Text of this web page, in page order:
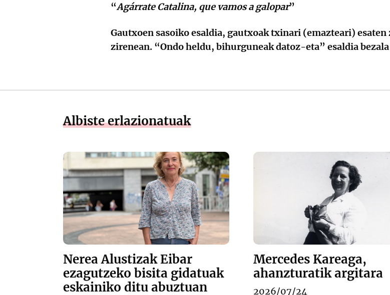
“Agárrate Catalina, que vamos a galopar”
Gautxoen sasoiko esaldia, gautxoak txinari (emazteari)
zirenean. “Ondo heldu, bihurguneak datoz-eta” esaldia
Albiste erlazionatuak
Nerea Alustizak Eibar
ezagutzeko bisita gidatuak
eskainiko ditu abuztuan
Mercedes Kareaga,
ahanzturatik argitara
2026/07/24